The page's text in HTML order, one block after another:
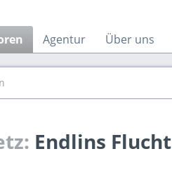
Agentur Über uns
Endlins Flucht